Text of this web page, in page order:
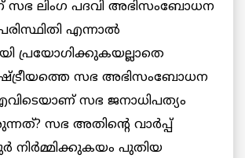
സഭ ലിംഗ പദവി അഭിസംബോധന
എന്നാല്‍
പ്രയോഗിക്കുകയല്ലാതെ
സഭ അഭിസംബോധന
സഭ ജനാധിപത്യം
സഭ അതിന്റെ വാര്‍പ്പ്
നിര്‍മ്മിക്കുകയം പുതിയ